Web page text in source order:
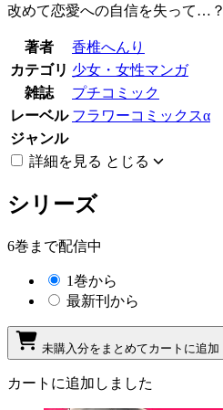
改めて恋愛への自信を失って…？
著者
香椎へんり
カテゴリ 少女・女性マンガ
雑誌
プチコミック
レーベル フラワーコミックスα
ジャンル
詳細を見る とじる
シリーズ
6巻まで配信中
1巻から
最新刊から
未購入分をまとめてカートに追加
カートに追加しました